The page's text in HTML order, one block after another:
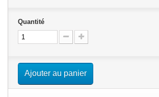
Quantité
Ajouter au panier